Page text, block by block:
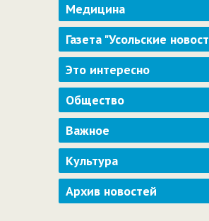
Медицина
Газета "Усольские
Это интересно
Общество
Важное
Культура
Архив новостей